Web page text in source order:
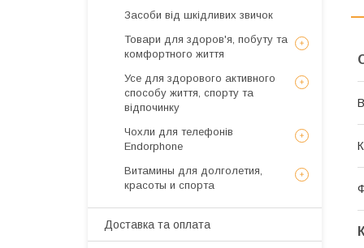
Засоби від шкідливих звичок
Товари для здоров'я, побуту та
комфортного життя
Усе для здорового активного
способу життя, спорту та
відпочинку
Чохли для телефонів
Endorphone
Витамины для долголетия,
красоты и спорта
Доставка та оплата